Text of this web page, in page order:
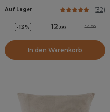
Auf Lager (32)
-13% 12.99 14.99
In den Warenkorb